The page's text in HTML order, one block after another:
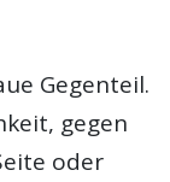
Gegenteil.
gegen
oder